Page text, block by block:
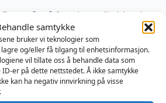
samtykke
bruker vi teknologier som
og/eller få tilgang til enhetsinformasjon.
vil tillate oss å behandle data som
er på dette nettstedet. Å ikke samtykke
kan ha negativ innvirkning på visse
flott måte å fremheve din identitet
tilfører et snev av raffinement til
ditt i dag og smykket tale for